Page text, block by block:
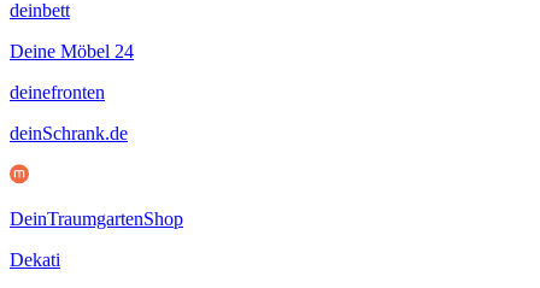
deinbett
Deine Möbel 24
deinefronten
deinSchrank.de
DeinTraumgartenShop
Dekati